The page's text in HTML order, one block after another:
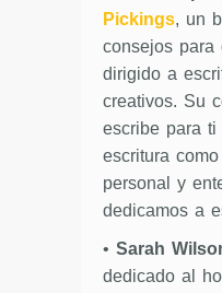
Pickings, un
consejos para
dirigido a
creativos. Su
escribe para ti
escritura
personal y
dedicamos a
• Sarah
dedicado al